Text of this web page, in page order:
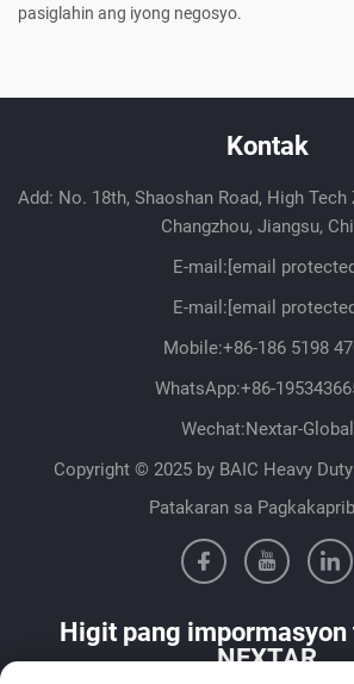
pasiglahin ang iyong negosyo.
Kontak
Add: No. 18th, Shaoshan Road, High
Changzhou, Jiangsu,
E-mail:[email
E-mail:[email
Mobile:+86-186 5198
WhatsApp:+86-
Wechat:Nextar-Global
Copyright © 2025 by BAIC Heavy
Patakaran sa
Higit pang impormasyon
NEXTAR